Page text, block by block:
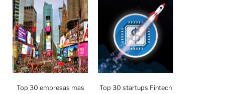
Top 30 empresas mas
Top 30 startups Fintech